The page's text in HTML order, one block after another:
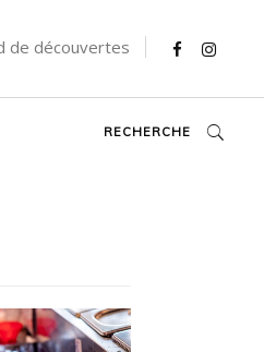
de découvertes
RECHERCHE